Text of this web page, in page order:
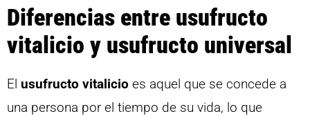
Diferencias entre usufructo
vitalicio y usufructo universal
El usufructo vitalicio es aquel que se concede a
una persona por el tiempo de su vida, lo que